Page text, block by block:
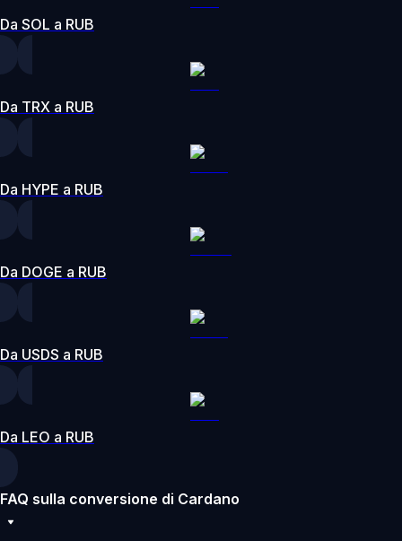
Da SOL a RUB
Da TRX a RUB
Da HYPE a RUB
Da DOGE a RUB
Da USDS a RUB
Da LEO a RUB
FAQ sulla conversione di Cardano